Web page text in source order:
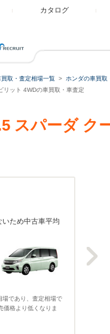
カタログ
買取・査定相場一覧 ホンダの車買取
リット 4WDの車買取・車査定
スパーダ ク
ため中古車平均
であり、査定相場で
価格より低くなりま